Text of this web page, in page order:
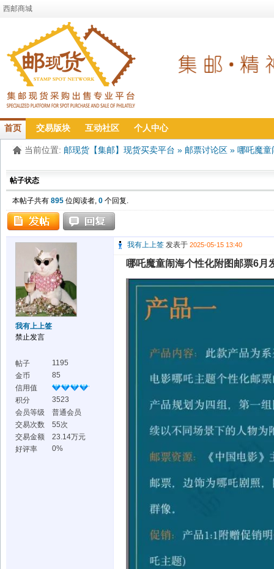
西邮商城
首页 交易版块 互动社区 个人中心
当前位置: 邮现货【集邮】现货买卖平台 » 邮票讨论区 » 哪吒魔童
帖子状态
本帖子共有 895 位阅读者, 0 个回复.
我有上上签
禁止发言
帖子
1195
金币
85
信用值
积分
3523
会员等级
普通会员
交易次数
55次
交易金额
23.14万元
好评率
0%
我有上上签 发表于 2025-05-15 13:40
哪吒魔童闹海个性化附图邮票6月